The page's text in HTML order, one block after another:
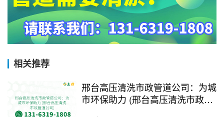
相关推荐
邢台高压清洗市政管道公司：为城
市环保助力 (邢台高压清洗市政管